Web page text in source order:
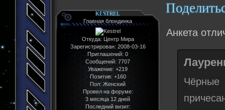
KESTREL
Главная блондинка
Откуда: Центр Мира
Зарегистрирован: 2008-03-16
Приглашений: 0
Сообщений: 7707
Уважение: +219
Позитив: +160
Пол: Женский
Провел на форуме:
3 месяца 12 дней
Последний визит:
Анкета